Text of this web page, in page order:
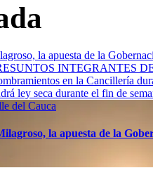
la apuesta de la
INTEGRANTES
en la Cancillería
ley seca durante el fin de
del Cauca
la apuesta de la